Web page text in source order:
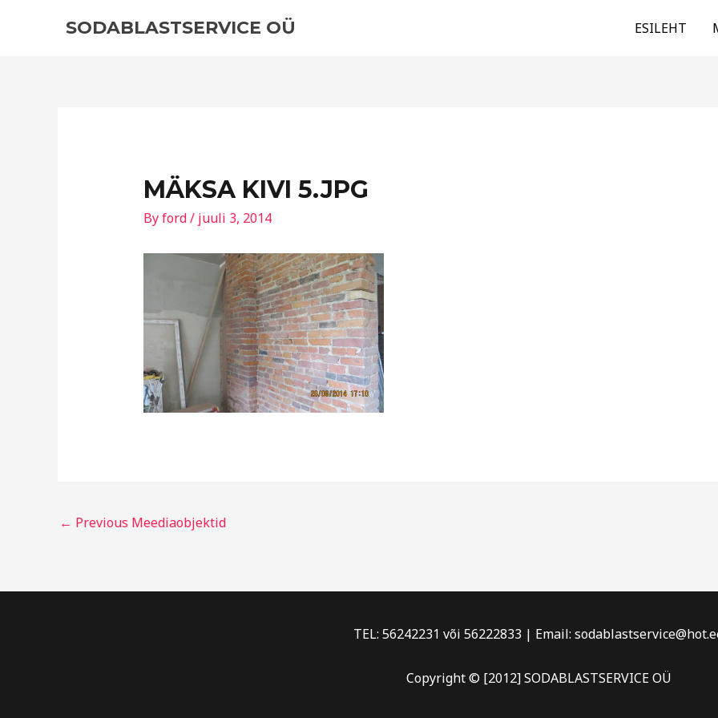
SODABLASTSERVICE OÜ ESILEHT
MÄKSA KIVI 5.JPG
Byford/ juuli 3, 2014
navigation
← Previous Meediaobjektid
TEL: 56242231 või 56222833 | Email:
Copyright © [2012] SODABLASTSERVICE OÜ